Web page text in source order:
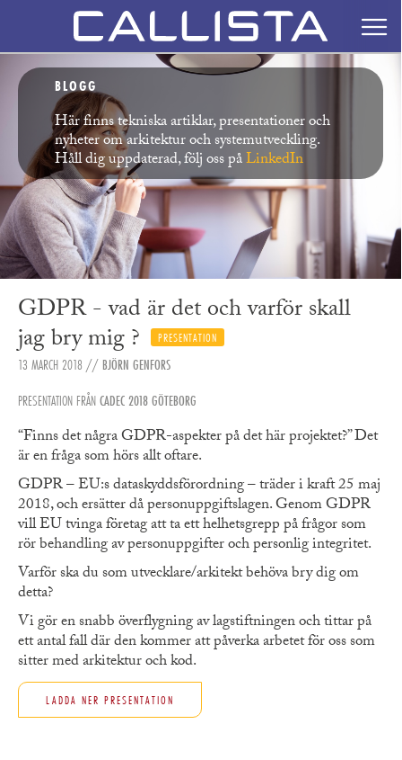
BLOGG
Här finns tekniska artiklar, presentationer och
nyheter om arkitektur och systemutveckling.
Håll dig uppdaterad, följ oss påLinkedIn
GDPR - vad är det och varför skall
jag bry mig ? PRESENTATION
13 MARCH 2018 // BJÖRN GENFORS
PRESENTATION FRÅNCADEC 2018 GÖTEBORG
“Finns det några GDPR-aspekter på det här projektet?” Det
är en fråga som hörs allt oftare.
GDPR – EU:s dataskyddsförordning – träder i kraft 25 maj
2018, och ersätter då personuppgiftslagen. Genom GDPR
vill EU tvinga företag att ta ett helhetsgrepp på frågor som
rör behandling av personuppgifter och personlig integritet.
Varför ska du som utvecklare/arkitekt behöva bry dig om
detta?
Vi gör en snabb överflygning av lagstiftningen och tittar på
ett antal fall där den kommer att påverka arbetet för oss som
sitter med arkitektur och kod.
LADDA NER PRESENTATION